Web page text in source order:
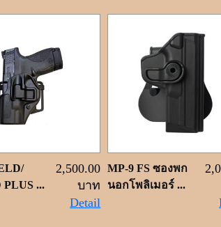
...
2,500.00
บาท
Detail
MP-9 FS ซองพก
นอกโพลิเมอร์ ...